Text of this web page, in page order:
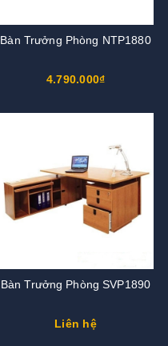
Bàn Trưởng Phòng NTP1880
4.790.000₫
Bàn Trưởng Phòng SVP1890
Liên hệ